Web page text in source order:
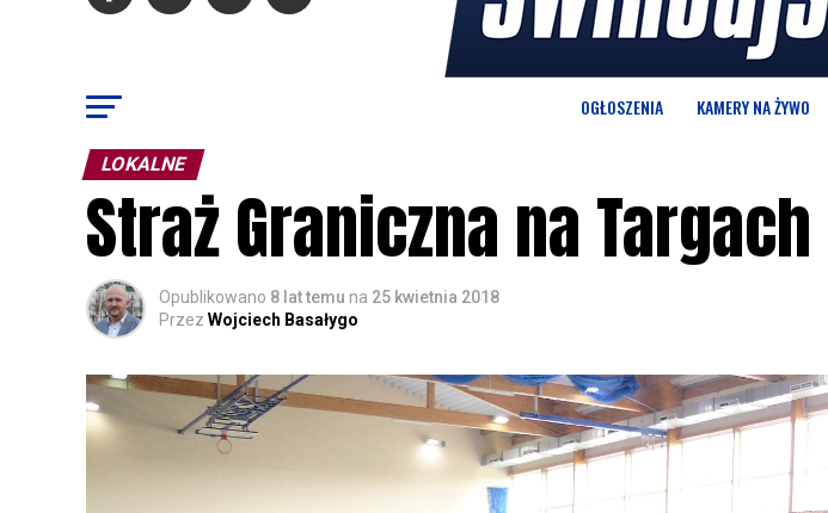
OGŁOSZENIA KAMERY NA ŻYWO
LOKALNE
Straż Graniczna na
Opublikowano 8 lat temu na 25 kwietnia 2018
Przez Wojciech Basałygo